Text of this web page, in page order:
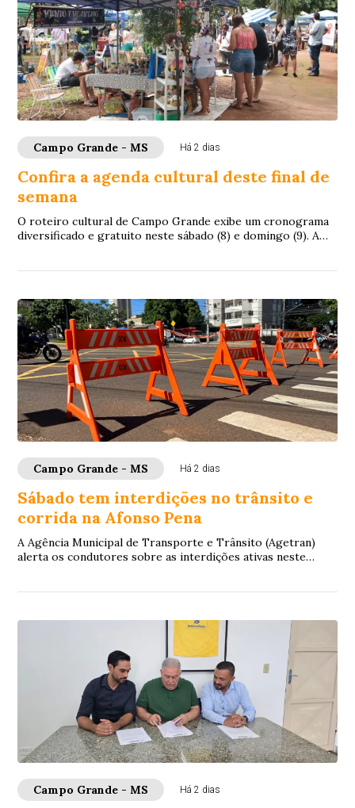
Campo Grande - MS Há 2 dias
Confira a agenda cultural deste final de
semana
O roteiro cultural de Campo Grande exibe um cronograma
diversificado e gratuito neste sábado (8) e domingo (9). A
Campo Grande - MS Há 2 dias
Sábado tem interdições no trânsito e
corrida na Afonso Pena
A Agência Municipal de Transporte e Trânsito (Agetran)
alerta os condutores sobre as interdições ativas neste
Campo Grande - MS Há 2 dias